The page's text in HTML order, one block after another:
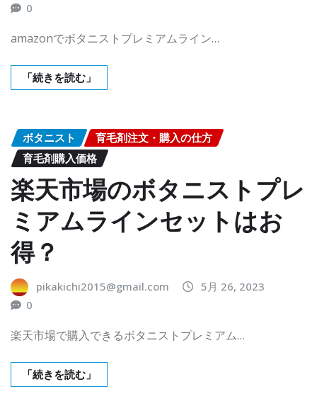
0
amazonでボタニストプレミアムライン…
「続きを読む」
ボタニスト
育毛剤注文・購入の仕方
育毛剤購入価格
楽天市場のボタニストプレ
ミアムラインセットはお
得？
pikakichi2015@gmail.com
5月 26, 2023
0
楽天市場で購入できるボタニストプレミアム…
「続きを読む」